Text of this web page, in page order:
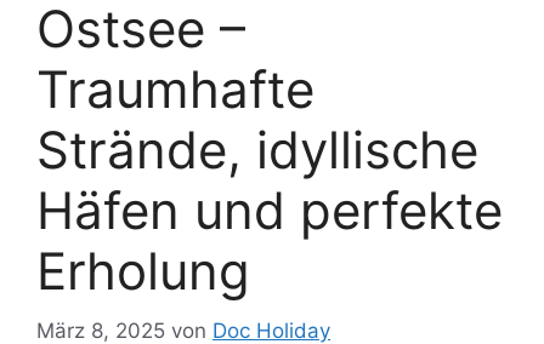
Ostsee –
Traumhafte
Strände, idyllische
Häfen und perfekte
Erholung
März 8, 2025 von Doc Holiday